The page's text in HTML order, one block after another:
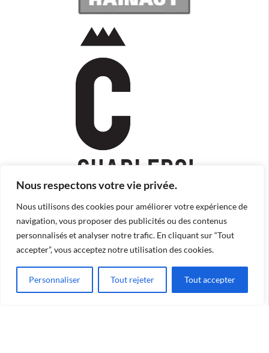
Nous respectons votre vie privée.
Nous utilisons des cookies pour améliorer votre expérience de
navigation, vous proposer des publicités ou des contenus
personnalisés et analyser notre trafic. En cliquant sur “Tout
accepter”, vous acceptez notre utilisation des cookies.
Personnaliser Tout rejeter Tout accepter